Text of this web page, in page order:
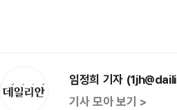
임정희 기자
기사 모아 보기 >